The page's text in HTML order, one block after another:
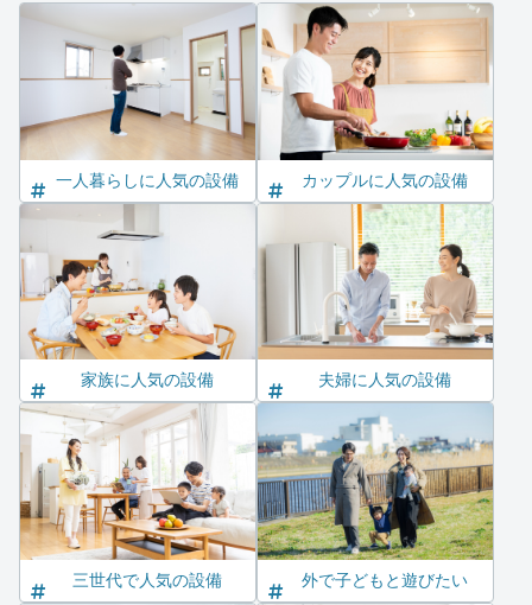
一人暮らしに人気の設備 カップルに人気の設備
家族に人気の設備 夫婦に人気の設備
三世代で人気の設備 外で子どもと遊びたい